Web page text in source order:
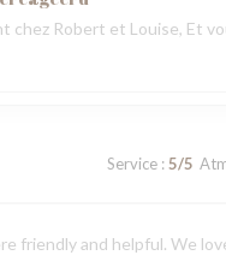
chez Robert et Louise, Et
Service: 5/5
friendly and helpful. We